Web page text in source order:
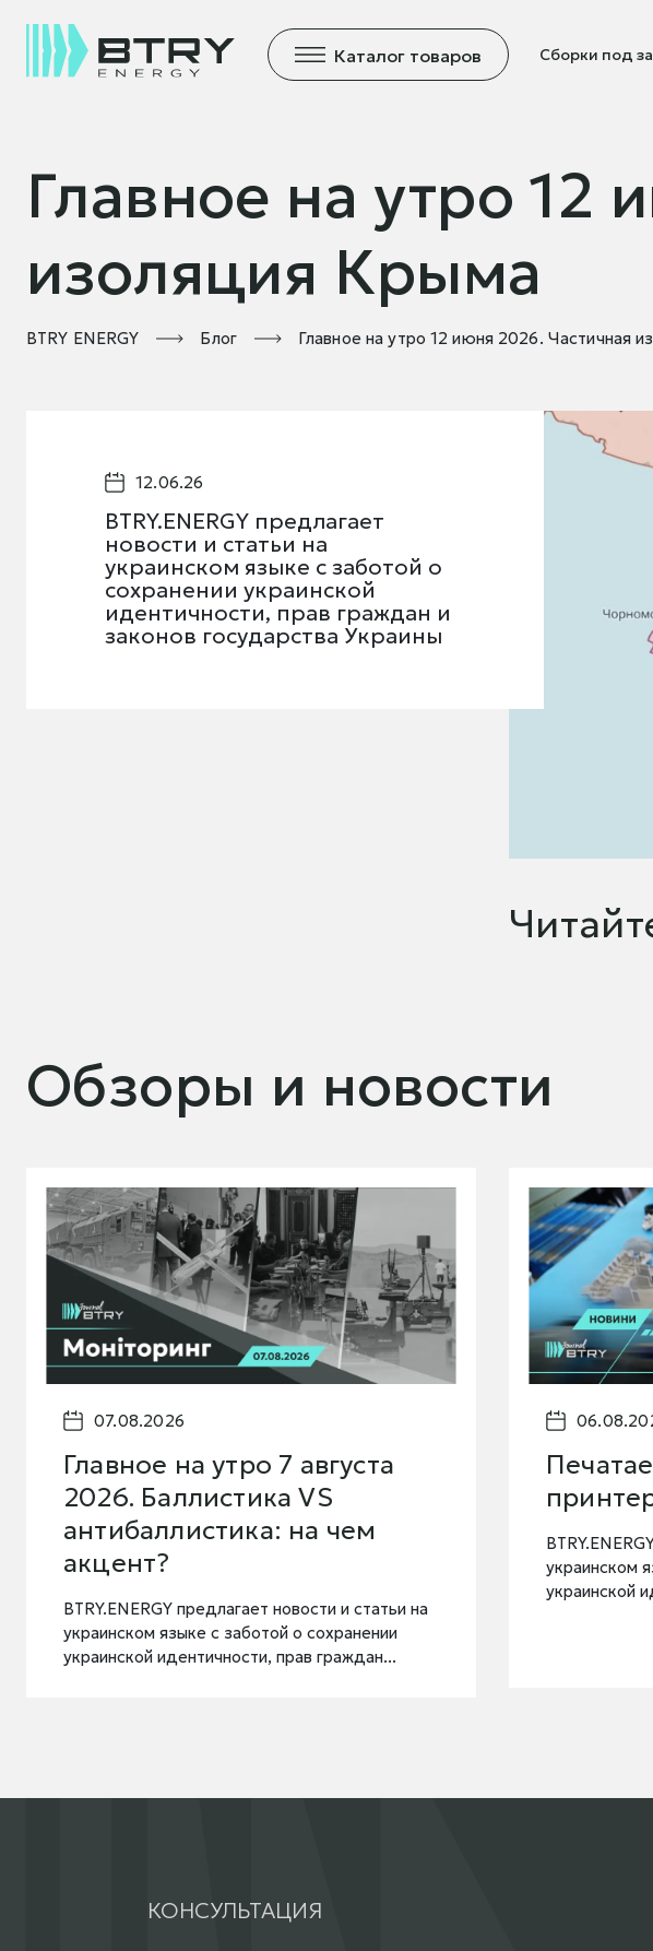
Каталог товаров Сборки под
Главное на утро 12
изоляция Крыма
BTRY ENERGY Блог Главное на утро 12 июня 2026. Частичная
12.06.26
BTRY.ENERGY предлагает
новости и статьи на
украинском языке с заботой о
сохранении украинской
идентичности, прав граждан и
законов государства Украины
Обзоры и новости
07.08.2026
Главное на утро 7 августа
2026. Баллистика VS
антибаллистика: на чем
акцент?
BTRY.ENERGY предлагает новости и статьи на
украинском языке с заботой о сохранении
украинской идентичности, прав граждан...
украинском
украинской
КОНСУЛЬТАЦИЯ